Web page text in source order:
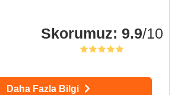
Skorumuz: 9.9/10
Daha Fazla Bilgi